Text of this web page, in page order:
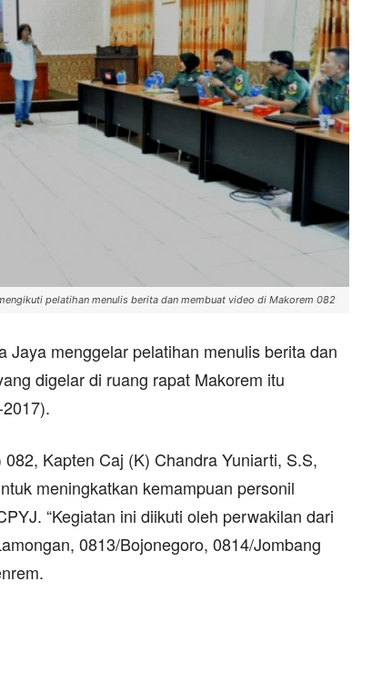
pelatihan menulis berita dan membuat video di Makorem 082
Jaya menggelar pelatihan menulis berita dan
digelar di ruang rapat Makorem itu
Kapten Caj (K) Chandra Yuniarti, S.S,
meningkatkan kemampuan personil
“Kegiatan ini diikuti oleh perwakilan dari
0813/Bojonegoro, 0814/Jombang